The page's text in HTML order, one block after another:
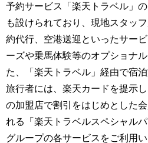
予約サービス「楽天トラベル」
も設けられており、現地スタッ
約代行、空港送迎といったサー
ーズや乗馬体験等のオプショナ
た、「楽天トラベル」経由で宿
旅行者には、楽天カードを提示
の加盟店で割引をはじめとした
れる「楽天トラベルスペシャル
グループの各サービスをご利用